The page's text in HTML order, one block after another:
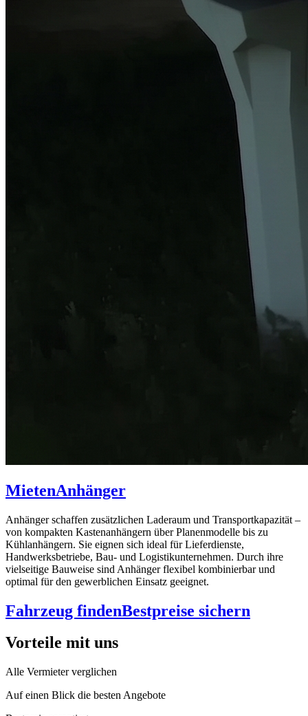
MietenAnhänger
Anhänger schaffen zusätzlichen Laderaum und Transportkapazität –
von kompakten Kastenanhängern über Planenmodelle bis zu
Kühlanhängern. Sie eignen sich ideal für Lieferdienste,
Handwerksbetriebe, Bau- und Logistikunternehmen. Durch ihre
vielseitige Bauweise sind Anhänger flexibel kombinierbar und
optimal für den gewerblichen Einsatz geeignet.
Fahrzeug findenBestpreise sichern
Vorteile mit uns
Alle Vermieter verglichen
Auf einen Blick die besten Angebote